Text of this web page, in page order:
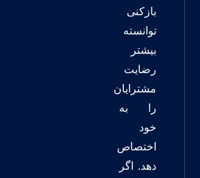
بازکنی
توانسته
بیشتر
رضایت
مشترایان
را به
خود
اختصاص
دهد. اگر